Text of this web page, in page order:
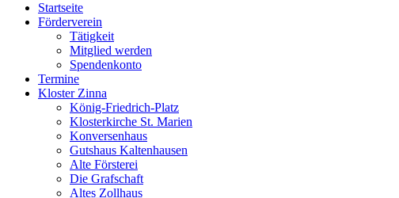
Startseite
Förderverein
Tätigkeit
Mitglied werden
Spendenkonto
Termine
Kloster Zinna
König-Friedrich-Platz
Klosterkirche St. Marien
Konversenhaus
Gutshaus Kaltenhausen
Alte Försterei
Die Grafschaft
Altes Zollhaus